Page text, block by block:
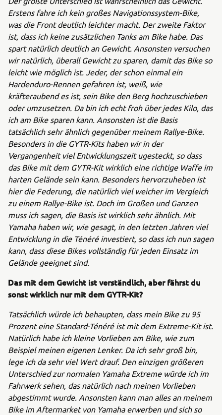
Erstens fahre ich kein großes Navigationssystem-Bike,
was die Front deutlich leichter macht. Der zweite Faktor
ist, dass ich keine zusätzlichen Tanks am Bike habe. Das
spart natürlich deutlich an Gewicht. Ansonsten versuchen
wir natürlich, überall Gewicht zu sparen, damit das Bike so
leicht wie möglich ist. Jeder, der schon einmal ein
Hardenduro-Rennen gefahren ist, weiß, wie
kräfteraubend es ist, sein Bike den Berg hochzuschieben
oder umzusetzen. Da bin ich echt froh über jedes Kilo, das
ich am Bike sparen kann. Ansonsten ist die Basis
tatsächlich sehr ähnlich gegenüber meinem Rallye-Bike.
Besonders in die GYTR-Kits haben wir in der
Vergangenheit viel Entwicklungszeit ugesteckt, so dass
das Bike mit dem GYTR-Kit wirklich eine richtige Waffe im
harten Gelände sein kann. Besonders hervorzuheben ist
hier die Federung, die natürlich viel weicher im Vergleich
zu einem Rallye-Bike ist. Doch im Großen und Ganzen
muss ich sagen, die Basis ist wirklich sehr ähnlich. Mit
Yamaha haben wir, wie gesagt, in den letzten Jahren viel
Entwicklung in die Ténéré investiert, so dass ich nun sagen
kann, dass diese Bikes vollständig für jeden Einsatz im
Gelände geeignet sind.
Das mit dem Gewicht ist verständlich, aber fährst du
sonst wirklich nur mit dem GYTR-Kit?
Tatsächlich würde ich behaupten, dass mein Bike zu 95
Prozent eine Standard-Ténéré ist mit dem Extreme-Kit ist.
Natürlich habe ich kleine Vorlieben am Bike, wie zum
Beispiel meinen eigenen Lenker. Da ich sehr groß bin,
lege ich da sehr viel Wert drauf. Den einzigen größeren
Unterschied zur normalen Yamaha Extreme würde ich im
Fahrwerk sehen, das natürlich nach meinen Vorlieben
abgestimmt wurde. Ansonsten kann man alles an meinem
Bike im Aftermarket von Yamaha erwerben und sich so